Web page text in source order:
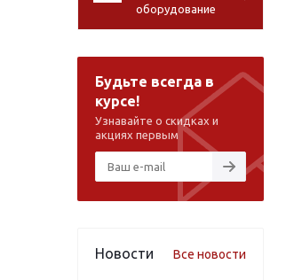
оборудование
Будьте всегда в
курсе!
Узнавайте о скидках и
акциях первым
Новости Все новости